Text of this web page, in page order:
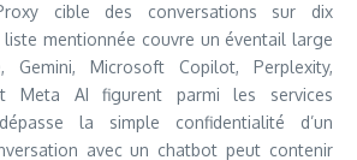
cible des conversations sur dix
liste mentionnée couvre un éventail large
Gemini, Microsoft Copilot, Perplexity,
Meta AI figurent parmi les services
la simple confidentialité d’un
avec un chatbot peut contenir